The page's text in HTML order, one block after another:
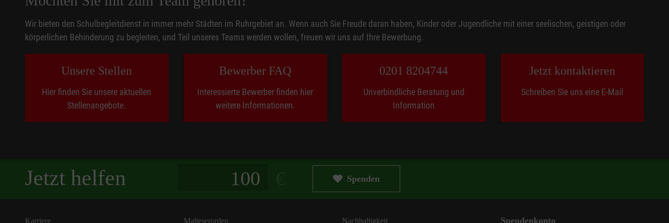
und vieles mehr...
Unsere pädagogischen Koordinationskräfte wählen auf Grundlage des Hilfeplans oder des festgestellten Bedarfes für jedes Kind die geeignete Person aus. Im Rahmen
von Teambesprechungen kann Hilfestellung bei Herausforderungen in der Schulbegleitung gegeben werden.
Wir bieten den Schulbegleitdienst in immer mehr Städten im Ruhrgebiet an. Wenn auch Sie Freude daran haben, Kinder oder Jugendliche mit einer seelischen, geistigen oder
körperlichen Behinderung zu begleiten, und Teil unseres Teams werden wollen, freuen wir uns auf Ihre Bewerbung.
Unsere Stellen
Hier finden Sie unsere aktuellen
Stellenangebote.
Bewerber FAQ
Interessierte Bewerber finden hier
weitere Informationen.
0201 8204744
Unverbindliche Beratung und
Information
Jetzt kontaktieren
Schreiben Sie uns eine E-Mail
Jetzt helfen Spenden
Karriere Malteserorden Nachhaltigkeit Spendenkonto